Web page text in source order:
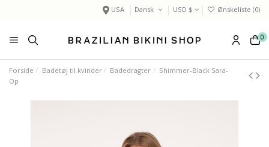
USA Dansk USD $ Ønskeliste (0)
0
Forside Badetøj til kvinder Badedragter
Shimmer-Black Sara-
Op